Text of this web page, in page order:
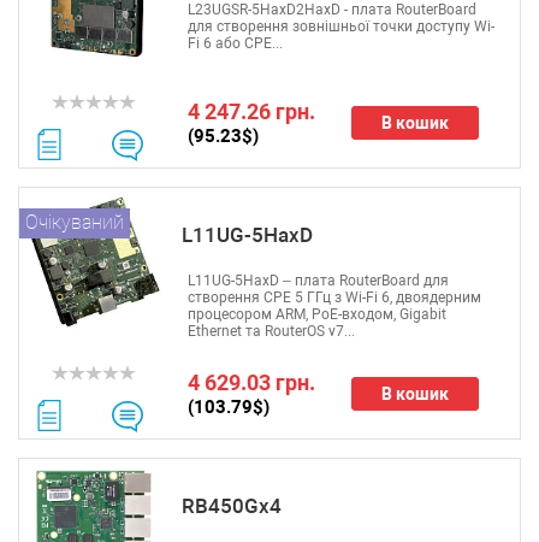
4 247.26 грн.
(95.23$)
В кошик
L23UGSR-5HaxD2HaxD - плата RouterBoard
для створення зовнішньої точки доступу Wi-
Fi 6 або CPE...
L11UG-5HaxD
Очікуваний
4 629.03 грн.
(103.79$)
В кошик
L11UG-5HaxD – плата RouterBoard для
створення CPE 5 ГГц з Wi-Fi 6, двоядерним
процесором ARM, PoE-входом, Gigabit
Ethernet та RouterOS v7...
RB450Gx4